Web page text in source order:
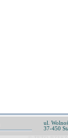
ul.
37-450